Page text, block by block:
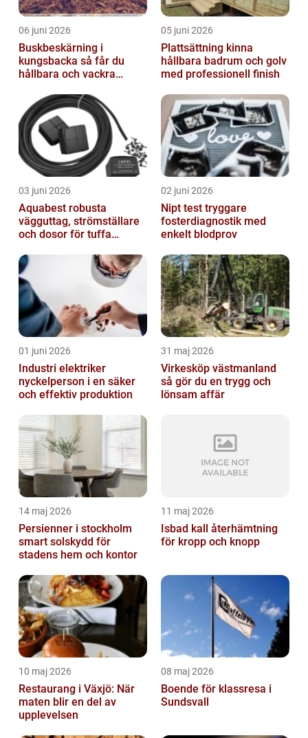
06 juni 2026
Buskbeskärning i
kungsbacka så får du
hållbara och vackra
05 juni 2026
Plattsättning kinna
hållbara badrum och golv
med professionell finish
03 juni 2026
Aquabest robusta
vägguttag, strömställare
och dosor för tuffa
02 juni 2026
Nipt test tryggare
fosterdiagnostik med
enkelt blodprov
01 juni 2026
Industri elektriker
nyckelperson i en säker
och effektiv produktion
31 maj 2026
Virkesköp västmanland
så gör du en trygg och
lönsam affär
14 maj 2026
Persienner i stockholm
smart solskydd för
stadens hem och kontor
11 maj 2026
Isbad kall återhämtning
för kropp och knopp
10 maj 2026
Restaurang i Växjö: När
maten blir en del av
upplevelsen
08 maj 2026
Boende för klassresa i
Sundsvall